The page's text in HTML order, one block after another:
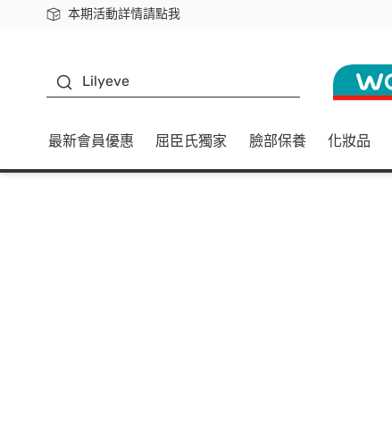
本期活動詳情請點我
下載app最高回饋$350
Lilyeve
最新會員優惠 屈臣氏獨家 臉部保養 化妝品